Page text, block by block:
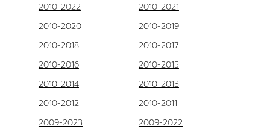
2010-2022
2010-2021
2010-2020
2010-2019
2010-2018
2010-2017
2010-2016
2010-2015
2010-2014
2010-2013
2010-2012
2010-2011
2009-2023
2009-2022